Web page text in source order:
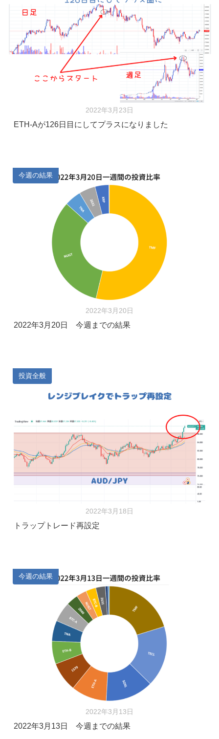
2022年3月23日
ETH-Aが126日目にしてプラスになりました
今週の結果
2022年3月20日
2022年3月20日 今週までの結果
投資全般
2022年3月18日
トラップトレード再設定
今週の結果
2022年3月13日
2022年3月13日 今週までの結果